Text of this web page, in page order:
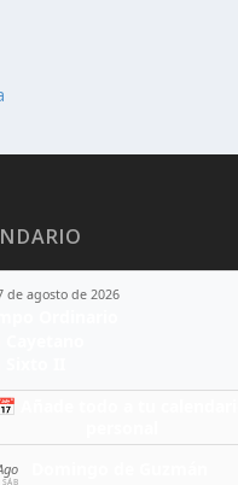
de agosto de 2026
Añade todo a tu calendario
SÁB